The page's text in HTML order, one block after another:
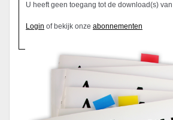
U heeft geen toegang tot de download(s)
Login of bekijk onze abonnementen